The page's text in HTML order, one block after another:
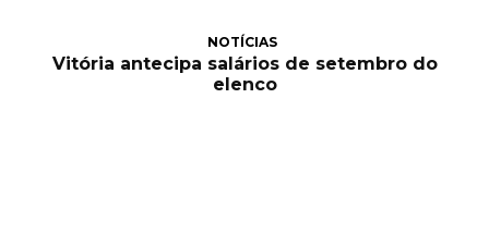
NOTÍCIAS
Vitória antecipa salários de setembro do
elenco